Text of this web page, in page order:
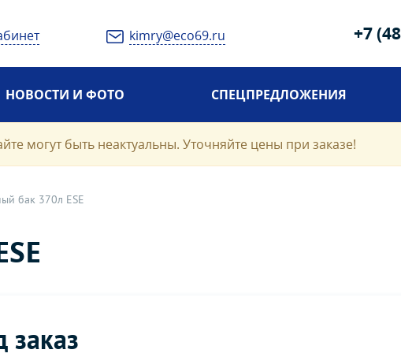
kimry@eco69.ru +7
НОВОСТИ И ФОТО СПЕЦПРЕДЛОЖЕНИЯ
могут быть неактуальны. Уточняйте цены при заказе!
бак 370л ESE
заказ